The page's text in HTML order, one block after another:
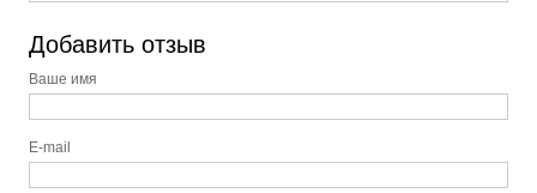
Добавить отзыв
Ваше имя
E-mail